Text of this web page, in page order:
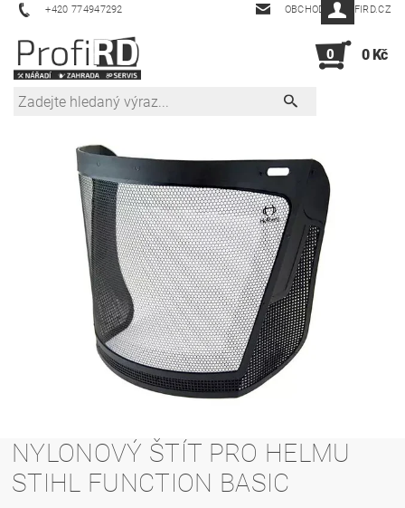
+420 774947292 OBCHOD@PROFIRD.CZ
0 0 Kč
NYLONOVÝ ŠTÍT PRO HELMU
STIHL FUNCTION BASIC